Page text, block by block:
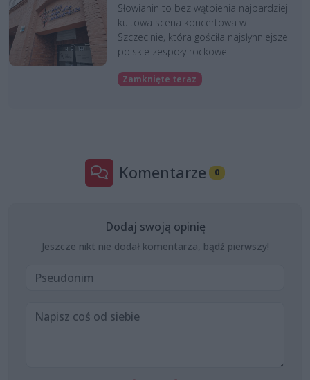
Słowianin to bez wątpienia najbardziej
kultowa scena koncertowa w
Szczecinie, która gościła najsłynniejsze
polskie zespoły rockowe...
Zamknięte teraz
Komentarze 0
Dodaj swoją opinię
Jeszcze nikt nie dodał komentarza, bądź pierwszy!